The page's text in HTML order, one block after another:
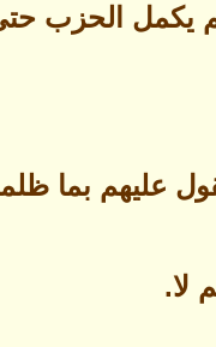
عليهم بما
لا.